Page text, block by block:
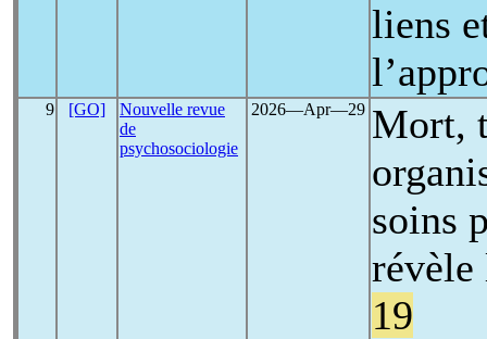
liens
9 [GO]
Nouvelle revue
de
psychosociologie
2026―Apr―29 Mort,
soins
19